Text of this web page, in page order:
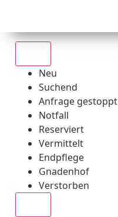
Neu
Suchend
Anfrage gestoppt
Notfall
Reserviert
Vermittelt
Endpflege
Gnadenhof
Verstorben